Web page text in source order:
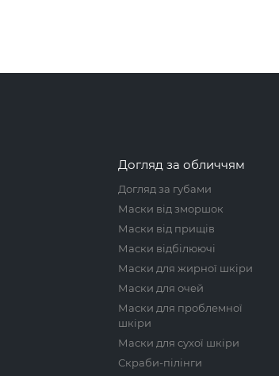
Догляд за обличчям
Догляд за губами
Маски від зморшок
Маски від прищів
Маски відбілюючі
Маски для жирної шкіри
Маски для очей
Маски для проблемної
шкіри
Маски для сухої шкіри
Скраби-пілінги